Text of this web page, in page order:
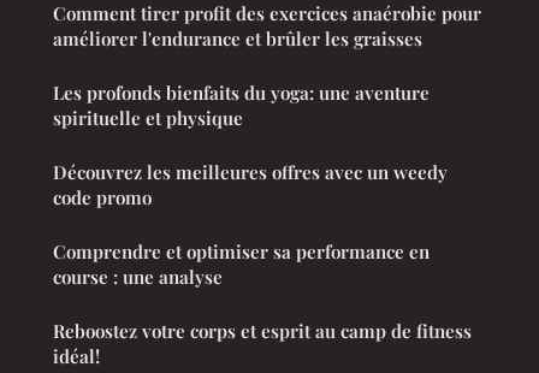
Comment tirer profit des exercices anaérobie pour
améliorer l'endurance et brûler les graisses
Les profonds bienfaits du yoga: une aventure
spirituelle et physique
Découvrez les meilleures offres avec un weedy
code promo
Comprendre et optimiser sa performance en
course : une analyse
Reboostez votre corps et esprit au camp de fitness
idéal!